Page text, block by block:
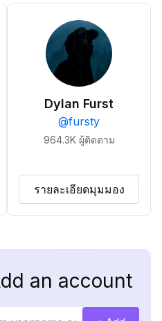
Dylan Furst
@fursty
964.3K ผู้ติดตาม
รายละเอียดมุมมอง
an account